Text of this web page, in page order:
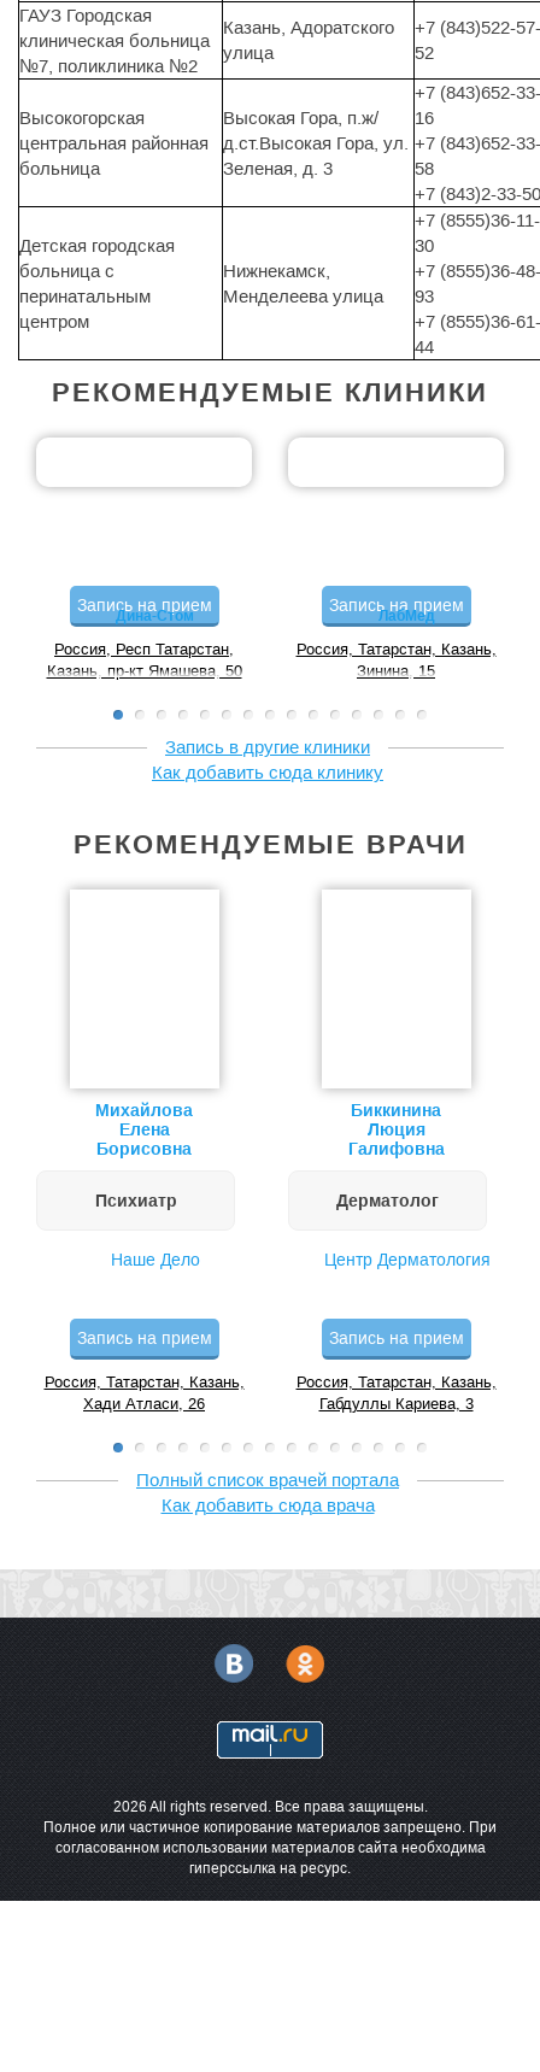
ГАУЗ Городская
клиническая больница
№7, поликлиника №2
Казань, Адоратского
улица
+7 (843)522-57-
52
Высокогорская
центральная районная
больница
Высокая Гора, п.ж/
д.ст.Высокая Гора, ул.
Зеленая, д. 3
+7 (843)652-33-
16
+7 (843)652-33-
58
+7 (843)2-33-50
Детская городская
больница с
перинатальным
центром
Нижнекамск,
Менделеева улица
+7 (8555)36-11-
30
+7 (8555)36-48-
93
+7 (8555)36-61-
44
РЕКОМЕНДУЕМЫЕ КЛИНИКИ
Дина-Стом
Запись на прием
Россия, Респ Татарстан,
Казань, пр-кт Ямашева, 50
ЛабМед
Запись на прием
Россия, Татарстан, Казань,
Зинина, 15
Запись в другие клиники
Как добавить сюда клинику
РЕКОМЕНДУЕМЫЕ ВРАЧИ
Михайлова
Елена
Борисовна
Психиатр
Наше Дело
Запись на прием
Россия, Татарстан, Казань,
Хади Атласи, 26
Биккинина
Люция
Галифовна
Дерматолог
Центр Дерматология
Запись на прием
Россия, Татарстан, Казань,
Габдуллы Кариева, 3
Полный список врачей портала
Как добавить сюда врача
2026 All rights reserved. Все права защищены.
Полное или частичное копирование материалов запрещено. При
согласованном использовании материалов сайта необходима
гиперссылка на ресурс.